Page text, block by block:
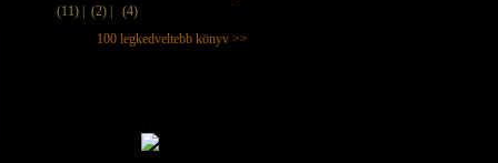
(11) |
(2) |
(4)
100 legkedveltebb könyv >>